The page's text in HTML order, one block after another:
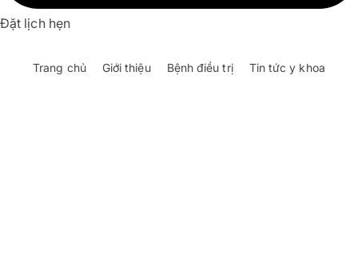
Đặt lịch hẹn
Trang chủ Giới thiệu Bệnh điều trị Tin tức y khoa